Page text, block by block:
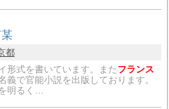
都
形式を書いています。また フランス
義で官能小説を出版しております。
明るく…